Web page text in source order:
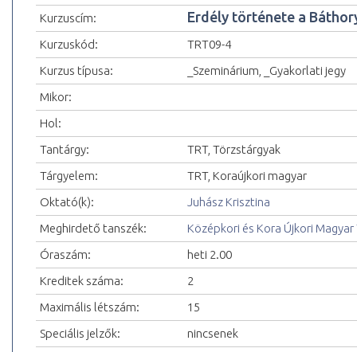
Kurzuscím:
Erdély története a
Kurzuskód:
TRT09-4
Kurzus típusa:
_Szeminárium, _Gyakorlati jegy
Mikor:
Hol:
Tantárgy:
TRT, Törzstárgyak
Tárgyelem:
TRT, Koraújkori magyar
Oktató(k):
Juhász Krisztina
Meghirdető tanszék:
Középkori és Kora Újkori
Óraszám:
heti 2.00
Kreditek száma:
2
Maximális létszám:
15
Speciális jelzők:
nincsenek